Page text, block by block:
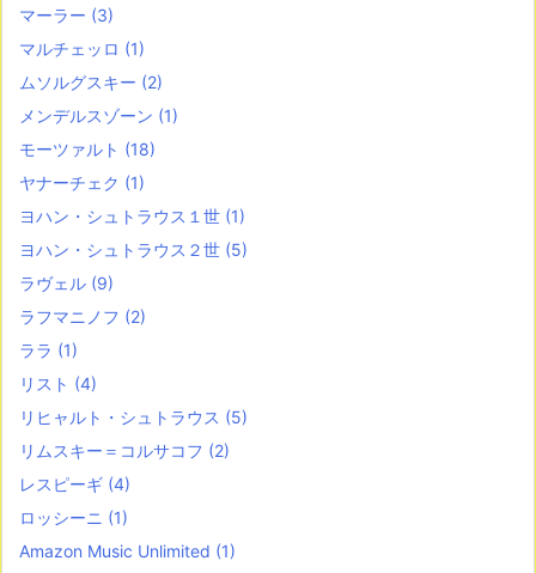
マーラー (3)
マルチェッロ (1)
ムソルグスキー (2)
メンデルスゾーン (1)
モーツァルト (18)
ヤナーチェク (1)
ヨハン・シュトラウス１世 (1)
ヨハン・シュトラウス２世 (5)
ラヴェル (9)
ラフマニノフ (2)
ララ (1)
リスト (4)
リヒャルト・シュトラウス (5)
リムスキー＝コルサコフ (2)
レスピーギ (4)
ロッシーニ (1)
Amazon Music Unlimited (1)